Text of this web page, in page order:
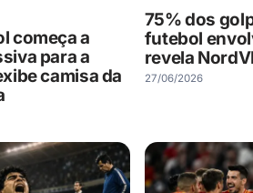
começa a
para a
camisa da
75% dos
futebol
revela
27/06/2026